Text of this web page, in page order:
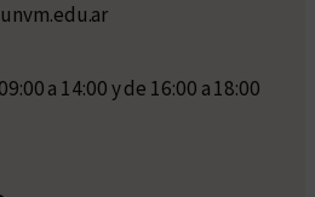
a 14:00 y de 16:00 a 18:00